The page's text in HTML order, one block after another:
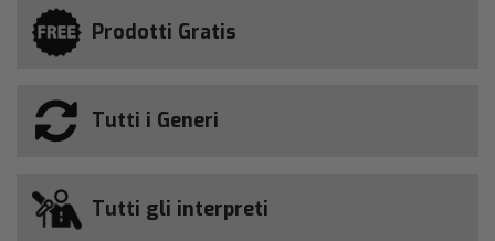
Prodotti Gratis
Tutti i Generi
Tutti gli interpreti